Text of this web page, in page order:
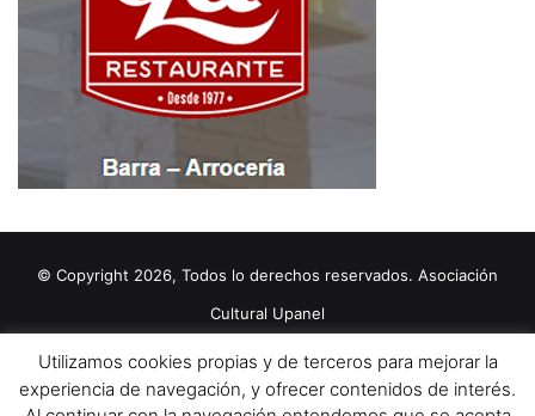
© Copyright 2026, Todos lo derechos reservados. Asociación
Cultural Upanel
Política de cookies Política de privacidad
Aviso Legal
Utilizamos cookies propias y de terceros para mejorar la
experiencia de navegación, y ofrecer contenidos de interés.